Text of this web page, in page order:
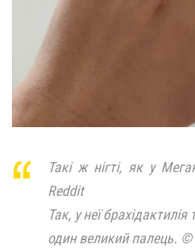
Такі ж нігті, як у
Reddit
Так, у неї
один великий палець.